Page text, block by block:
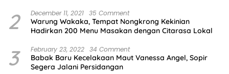
2 December 11, 2021 35 Comment
Warung Wakaka, Tempat Nongkrong Kekinian
Hadirkan 200 Menu Masakan dengan Citarasa Lokal
3 February 23, 2022 34 Comment
Babak Baru Kecelakaan Maut Vanessa Angel, Sopir
Segera Jalani Persidangan